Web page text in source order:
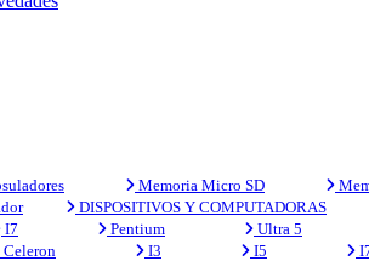
Memoria Micro SD
DISPOSITIVOS Y COMPUTADORAS
I7 Pentium Ultra 5
Celeron I3 I5